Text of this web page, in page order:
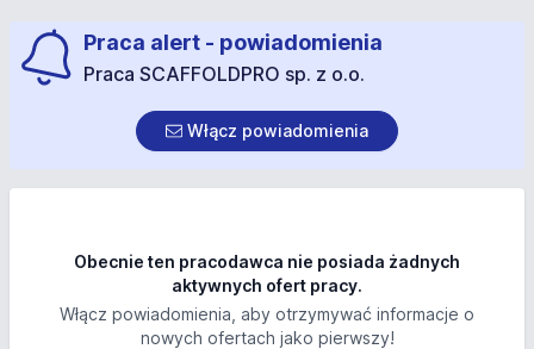
Praca alert - powiadomienia
Praca SCAFFOLDPRO sp. z o.o.
Włącz powiadomienia
Obecnie ten pracodawca nie posiada żadnych
aktywnych ofert pracy.
Włącz powiadomienia, aby otrzymywać informacje o
nowych ofertach jako pierwszy!